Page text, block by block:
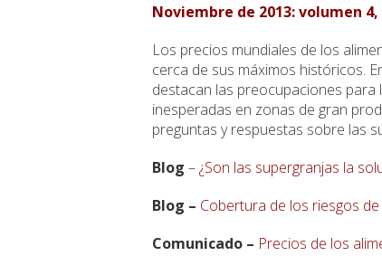
Noviembre de 2013: volumen
Los precios mundiales de los
cerca de sus máximos históricos.
destacan las preocupaciones
inesperadas en zonas de gran
preguntas y respuestas sobre las
Blog –¿Son las supergranjas la
Blog – Cobertura de los riesgos
Comunicado – Precios de los